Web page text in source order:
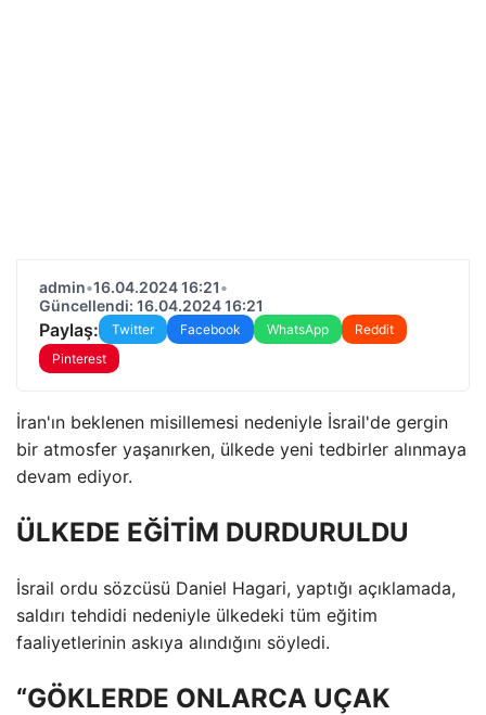
admin•16.04.2024 16:21•
Güncellendi: 16.04.2024 16:21
Paylaş: Twitter Facebook WhatsApp
Reddit
Pinterest
İran'ın beklenen misillemesi nedeniyle İsrail'de gergin
bir atmosfer yaşanırken, ülkede yeni tedbirler alınmaya
devam ediyor.
ÜLKEDE EĞİTİM DURDURULDU
İsrail ordu sözcüsü Daniel Hagari, yaptığı açıklamada,
saldırı tehdidi nedeniyle ülkedeki tüm eğitim
faaliyetlerinin askıya alındığını söyledi.
“GÖKLERDE ONLARCA UÇAK